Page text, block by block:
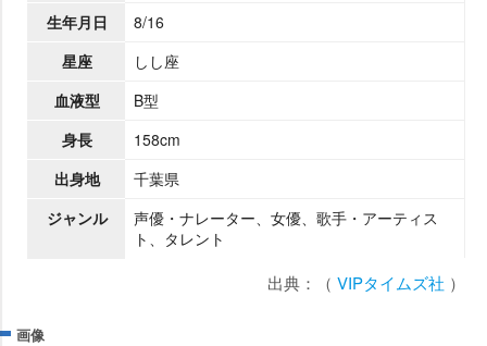
生年月日
8/16
星座
しし座
血液型
B型
身長
158cm
出身地
千葉県
ジャンル
声優・ナレーター、女優、歌手・アーティス
ト、タレント
出典：（ VIPタイムズ社 ）
画像